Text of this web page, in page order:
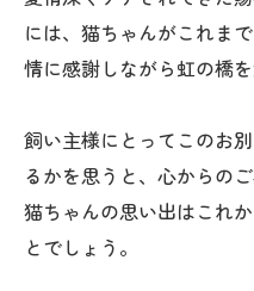
には、猫ちゃんがこれま
情に感謝しながら虹の橋
飼い主様にとってこのお
るかを思うと、心からの
猫ちゃんの思い出はこれ
とでしょう。